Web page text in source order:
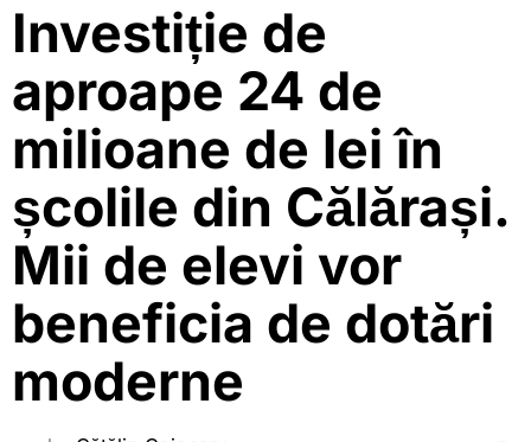
Investiție de
aproape 24 de
milioane de lei în
școlile din Călărași.
Mii de elevi vor
beneficia de dotări
moderne